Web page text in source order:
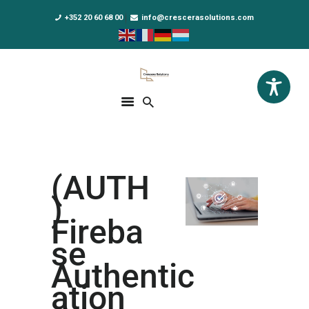
+352 20 60 68 00 info@crescerasolutions.com
Crescera Solutions
Solutions for your evolution
DPO AS A SERVICE
NOUS CONNAÎTRE
ACTUALITÉS
(AUTH
)
Fireba
se
Authentic
ation